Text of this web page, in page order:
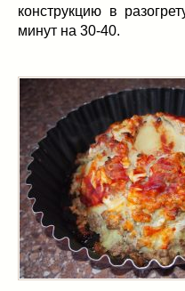
конструкцию в
минут на 30-40.